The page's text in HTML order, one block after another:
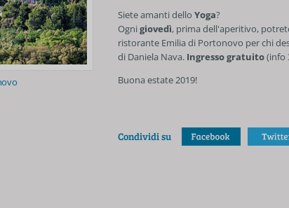
Siete amanti dello Yoga?
Ognigiovedì, prima dell'aperitivo,
ristorante Emilia di Portonovo per chi
di Daniela Nava. Ingresso gratuito(info
Buona estate 2019!
Condividi su